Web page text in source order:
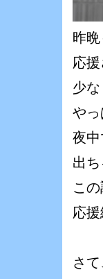
昨
応
少な
やっ
夜
出
こ
応援
さ